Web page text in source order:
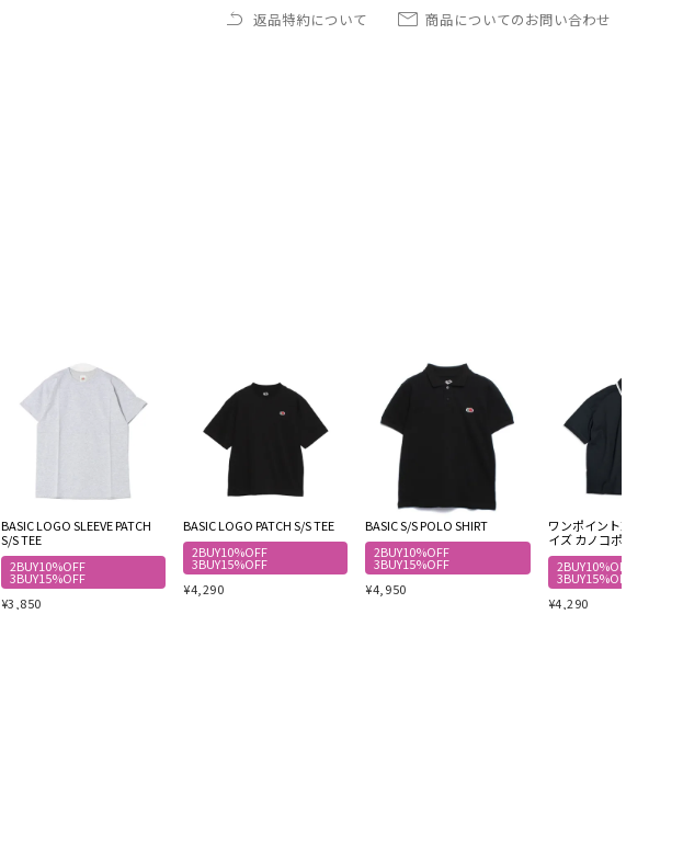
返品特約について 商品についてのお問い合わせ
BASIC LOGO SLEEVE PATCH
S/S TEE
2BUY10%OFF
3BUY15%OFF
¥3,850
BASIC LOGO PATCH S/S TEE
2BUY10%OFF
3BUY15%OFF
¥4,290
BASIC S/S POLO SHIRT
2BUY10%OFF
3BUY15%OFF
¥4,950
ワンポイント刺繍 オー
イズ カノコポロシャツ
2BUY10%OFF
3BUY15%OFF
¥4,290